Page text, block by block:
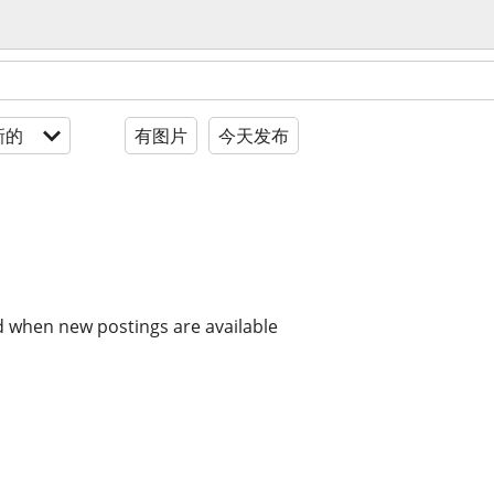
的 有图片 今天发布
new postings are available